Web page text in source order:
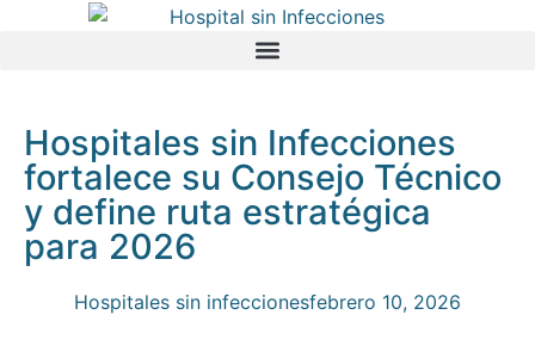
Hospitales sin Infecciones
fortalece su Consejo Técnico
y define ruta estratégica
para 2026
Hospitales sin infeccionesfebrero 10, 2026